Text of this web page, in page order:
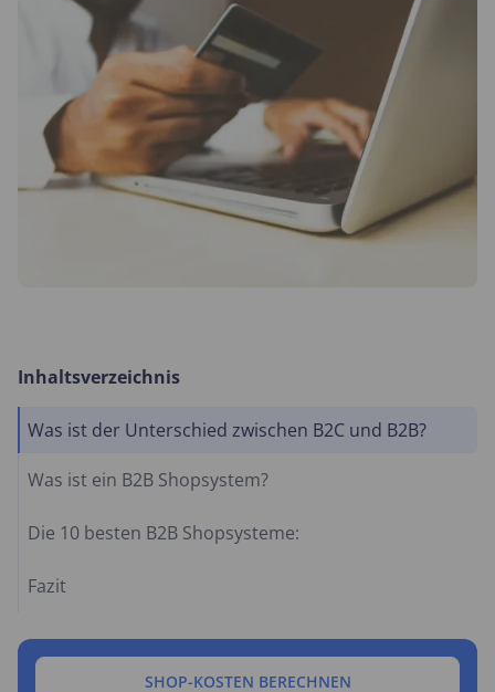
Inhaltsverzeichnis
Was ist der Unterschied zwischen B2C und B2B?
Was ist ein B2B Shopsystem?
Die 10 besten B2B Shopsysteme:
Fazit
SHOP-KOSTEN BERECHNEN